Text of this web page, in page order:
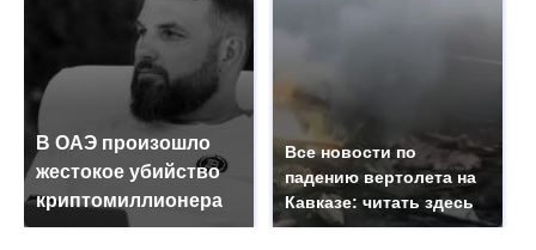
В ОАЭ произошло
жестокое убийство
криптомиллионера
Все новости по
падению вертолета на
Кавказе: читать здесь